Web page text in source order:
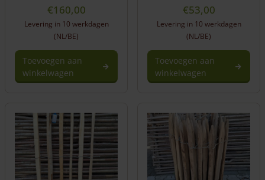
€160,00
Levering in 10 werkdagen
(NL/BE)
Toevoegen aan
winkelwagen
€53,00
Levering in 10 werkdagen
(NL/BE)
Toevoegen aan
winkelwagen